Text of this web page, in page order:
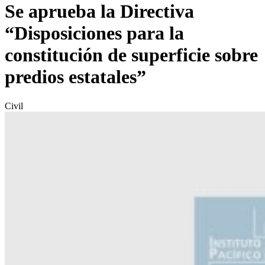
Se aprueba la Directiva
“Disposiciones para la
constitución de superficie sobre
predios estatales”
Civil